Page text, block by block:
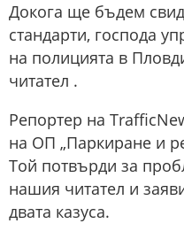
Докога ще бъдем
стандарти, господа
на полицията в
читател .
Репортер на
на ОП „Паркиране и
Той потвърди за
нашия читател и
двата казуса.